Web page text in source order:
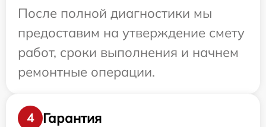
После полной диагностики мы
предоставим на утверждение смету
работ, сроки выполнения и начнем
ремонтные операции.
4
Гарантия